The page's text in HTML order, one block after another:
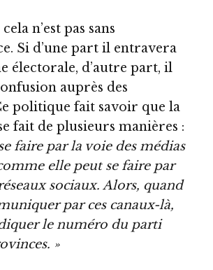
n’est pas sans
Si d’une part il entravera
électorale, d’autre part, il
auprès des
politique fait savoir que la
fait de plusieurs manières :
faire par la voie des médias
elle peut se faire par
sociaux. Alors, quand
par ces canaux-là,
le numéro du parti
»